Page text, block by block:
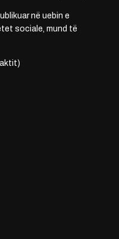
në uebin e
sociale, mund të